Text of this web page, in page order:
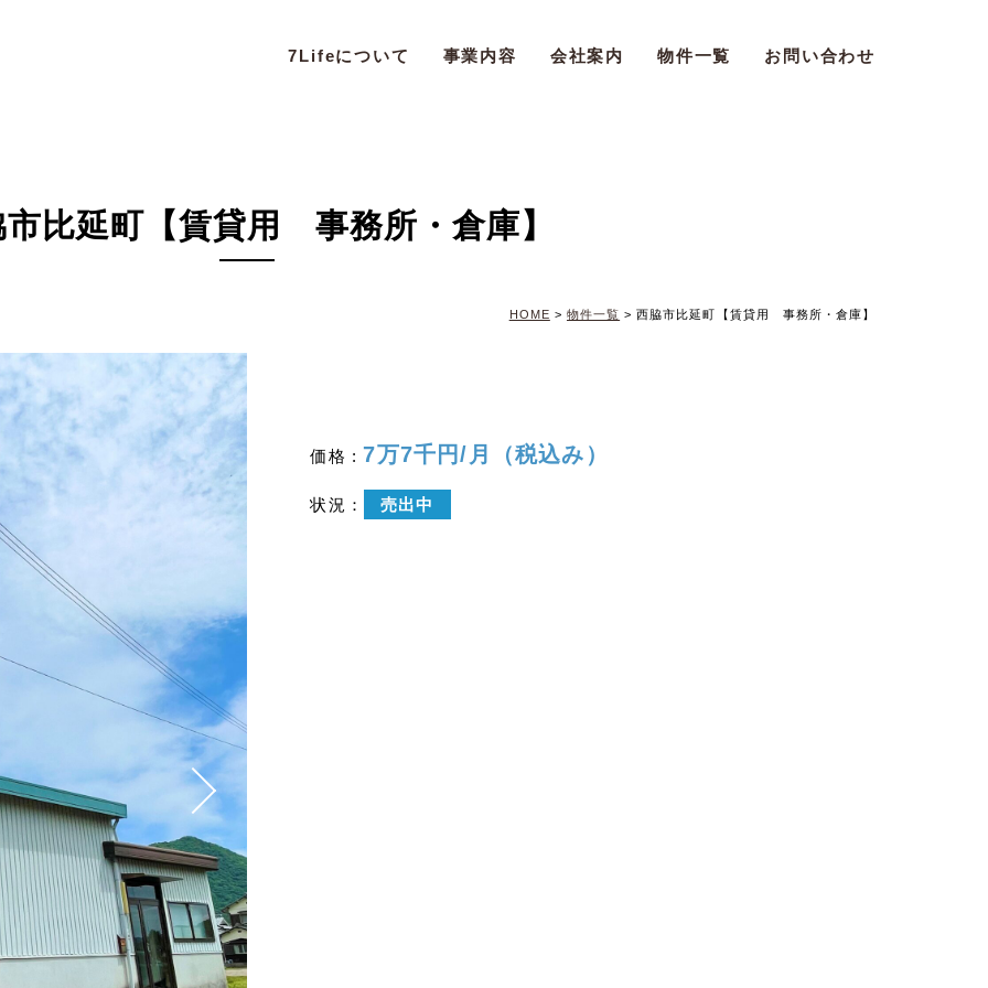
7Lifeについて 事業内容 会社案内 物件一覧 お問い合わせ
市比延町【賃貸用 事務所・倉庫】
HOME > 物件一覧 >西脇市比延町【賃貸用 事務所・倉庫】
価格 : 7万7千円/月（税込み）
状況： 売出中